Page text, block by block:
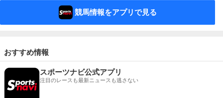
競馬情報をアプリで見る
おすすめ情報
スポーツナビ公式アプリ
注目のレースも最新ニュースも逃さない